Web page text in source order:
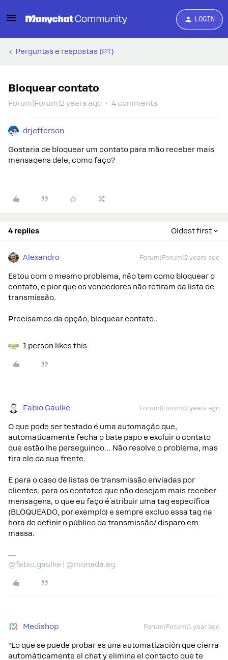
LOGIN
Perguntas e respostas (PT)
Bloquear contato
Forum|Forum|2 years ago 4 comments
drjefferson
Gostaria de bloquear um contato para mão receber mais
mensagens dele, como faço?
4 replies Oldest first
Alexandro Forum|Forum|2 years ago
Estou com o mesmo problema, não tem como bloquear o
contato, e pior que os vendedores não retiram da lista de
transmissão.
Precisamos da opção, bloquear contato..
1 person likes this
Fabio Gaulke Forum|Forum|2 years ago
O que pode ser testado é uma automação que,
automaticamente fecha o bate papo e excluir o contato
que estão lhe perseguindo… Não resolve o problema, mas
tira ele da sua frente.
E para o caso de listas de transmissão enviadas por
clientes, para os contatos que não desejam mais receber
mensagens, o que eu faço é atribuir uma tag específica
(BLOQUEADO, por exemplo) e sempre excluo essa tag na
hora de definir o público da transmissão/ disparo em
massa.
@fabio.gaulke | @monada.ag
Medishop Forum|Forum|1 year ago
“Lo que se puede probar es una automatización que cierra
automáticamente el chat y elimina el contacto que te